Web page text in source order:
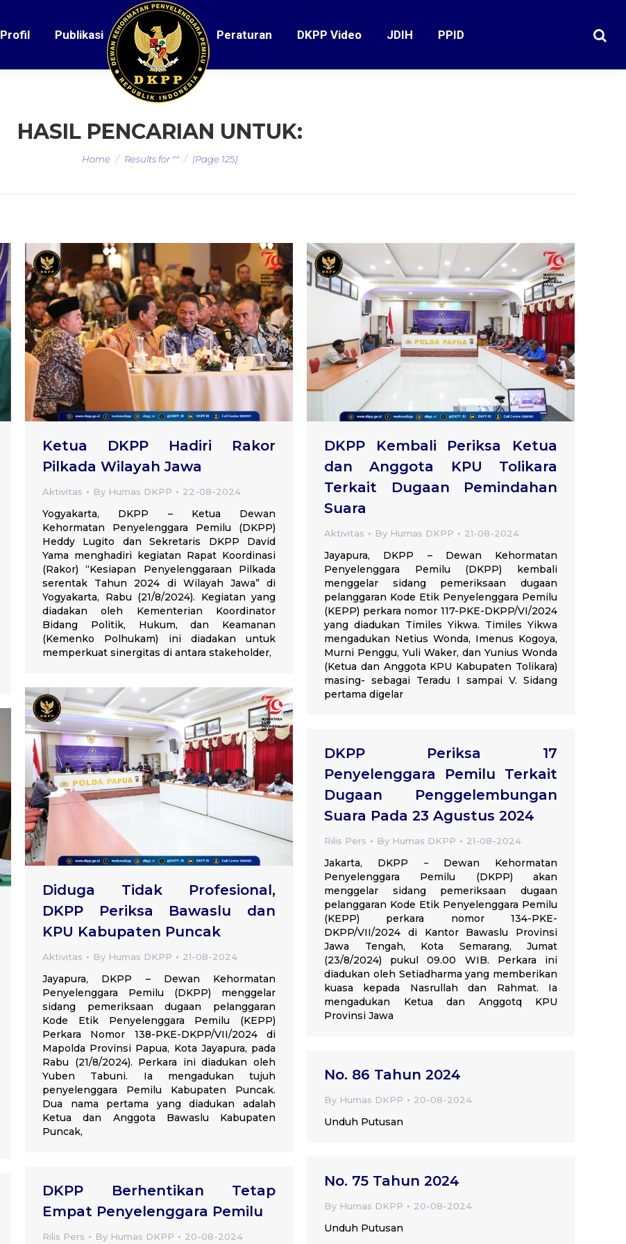
Profil Publikasi Peraturan DKPP Video JDIH PPID
HASIL PENCARIAN UNTUK:
You are here:
Home Results for "" (Page 125)
Ketua DKPP Hadiri Rakor
Pilkada Wilayah Jawa
Aktivitas By Humas DKPP 22-08-2024
Yogyakarta, DKPP – Ketua Dewan
Kehormatan Penyelenggara Pemilu (DKPP)
Heddy Lugito dan Sekretaris DKPP David
Yama menghadiri kegiatan Rapat Koordinasi
(Rakor) “Kesiapan Penyelenggaraan Pilkada
serentak Tahun 2024 di Wilayah Jawa” di
Yogyakarta, Rabu (21/8/2024). Kegiatan yang
diadakan oleh Kementerian Koordinator
Bidang Politik, Hukum, dan Keamanan
(Kemenko Polhukam) ini diadakan untuk
memperkuat sinergitas di antara stakeholder,
DKPP Kembali Periksa Ketua
dan Anggota KPU Tolikara
Terkait Dugaan Pemindahan
Suara
Aktivitas By Humas DKPP 21-08-2024
Jayapura, DKPP – Dewan Kehormatan
Penyelenggara Pemilu (DKPP) kembali
menggelar sidang pemeriksaan dugaan
pelanggaran Kode Etik Penyelenggara Pemilu
(KEPP) perkara nomor 117-PKE-DKPP/VI/2024
yang diadukan Timiles Yikwa. Timiles Yikwa
mengadukan Netius Wonda, Imenus Kogoya,
Murni Penggu, Yuli Waker, dan Yunius Wonda
(Ketua dan Anggota KPU Kabupaten Tolikara)
masing- sebagai Teradu I sampai V. Sidang
pertama digelar
Diduga Tidak Profesional,
DKPP Periksa Bawaslu dan
KPU Kabupaten Puncak
Aktivitas By Humas DKPP 21-08-2024
Jayapura, DKPP – Dewan Kehormatan
Penyelenggara Pemilu (DKPP) menggelar
sidang pemeriksaan dugaan pelanggaran
Kode Etik Penyelenggara Pemilu (KEPP)
Perkara Nomor 138-PKE-DKPP/VII/2024 di
Mapolda Provinsi Papua, Kota Jayapura, pada
Rabu (21/8/2024). Perkara ini diadukan oleh
Yuben Tabuni. Ia mengadukan tujuh
penyelenggara Pemilu Kabupaten Puncak.
Dua nama pertama yang diadukan adalah
Ketua dan Anggota Bawaslu Kabupaten
Puncak,
DKPP Periksa 17
Penyelenggara Pemilu Terkait
Dugaan Penggelembungan
Suara Pada 23 Agustus 2024
Rilis Pers By Humas DKPP 21-08-2024
Jakarta, DKPP − Dewan Kehormatan
Penyelenggara Pemilu (DKPP) akan
menggelar sidang pemeriksaan dugaan
pelanggaran Kode Etik Penyelenggara Pemilu
(KEPP) perkara nomor 134-PKE-
DKPP/VII/2024 di Kantor Bawaslu Provinsi
Jawa Tengah, Kota Semarang, Jumat
(23/8/2024) pukul 09.00 WIB. Perkara ini
diadukan oleh Setiadharma yang memberikan
kuasa kepada Nasrullah dan Rahmat. Ia
mengadukan Ketua dan Anggotq KPU
Provinsi Jawa
No. 86 Tahun 2024
By Humas DKPP 20-08-2024
Unduh Putusan
No. 75 Tahun 2024
By Humas DKPP 20-08-2024
Unduh Putusan
DKPP Berhentikan Tetap
Empat Penyelenggara Pemilu
Rilis Pers By Humas DKPP 20-08-2024